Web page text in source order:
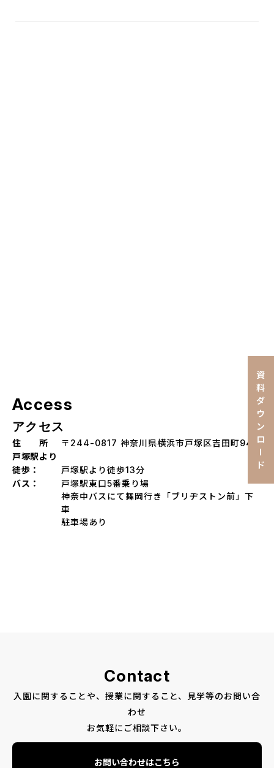
資
料
ダ
ウ
ン
ロ
I
ド
Access
アクセス
住 所
〒244-0817 神奈川県横浜市戸塚区吉田町942
戸塚駅より
徒歩：
戸塚駅より徒歩13分
バス：
戸塚駅東口5番乗り場
神奈中バスにて舞岡行き「ブリヂストン前」下
車
駐車場あり
Contact
入園に関することや、授業に関すること、見学等のお問い合
わせ
お気軽にご相談下さい。
お問い合わせはこちら